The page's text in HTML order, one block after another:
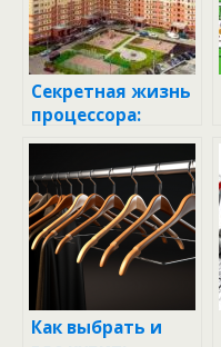
Секретная жизнь
процессора:
сколько тактов
он совершает за
секунду
Как выбрать и